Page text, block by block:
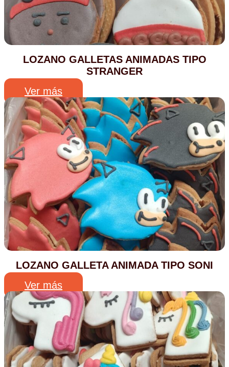
LOZANO GALLETAS ANIMADAS TIPO
STRANGER
Ver más
LOZANO GALLETA ANIMADA TIPO SONI
Ver más